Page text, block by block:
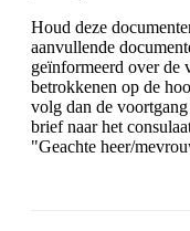
Houd deze
aanvullende
geïnformeerd over de
betrokkenen op de
volg dan de
brief naar het
"Geachte heer/